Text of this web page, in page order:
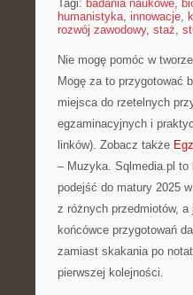
Tagi: badania naukowe,
humanistyka, innowacje,
rozwój zawodowy, staż,
Nie mogę pomóc w
Mogę za to przygotować
miejsca do rzetelnych
egzaminacyjnych i
linków). Zobacz także
– Muzyka. Sqlmedia.pl
podejść do matury 2025
z różnych przedmiotów,
końcówce przygotowań
zamiast skakania po
pierwszej kolejności.